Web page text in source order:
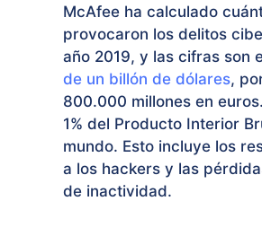
McAfee ha calculado
provocaron los delitos
año 2019, y las cifras son
de un billón de dólares,
800.000 millones en
1% del Producto Interior
mundo. Esto incluye los
a los hackers y las
de inactividad.